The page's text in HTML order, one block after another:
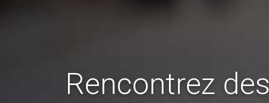
Rencontrez des